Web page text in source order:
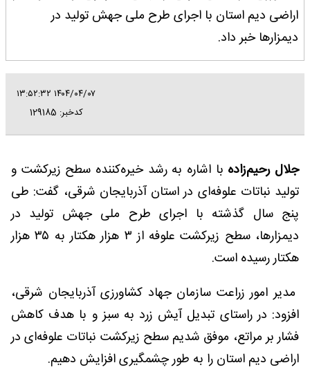
اراضی دیم استان با اجرای طرح ملی جهش تولید در
دیمزارها خبر داد.
۱۴۰۴/۰۴/۰۷ ۱۳:۵۲:۳۲
کدخبر: 129185
جلال رحیم‌زاده با اشاره به رشد خیره‌کننده سطح زیرکشت و
تولید نباتات علوفه‌ای در استان آذربایجان شرقی، گفت: طی
پنج سال گذشته با اجرای طرح ملی جهش تولید در
دیمزارها، سطح زیرکشت علوفه از ۳ هزار هکتار به ۳۵ هزار
هکتار رسیده است.
مدیر امور زراعت سازمان جهاد کشاورزی آذربایجان شرقی،
افزود: در راستای تبدیل آیش زرد به سبز و با هدف کاهش
فشار بر مراتع، موفق شدیم سطح زیرکشت نباتات علوفه‌ای در
اراضی دیم استان را به طور چشمگیری افزایش دهیم.